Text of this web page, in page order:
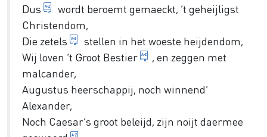
Dus Zo
wordt beroemt gemaeckt, ’t geheijligst
Christendom,
Die zetels nederzettingen
stellen in het woeste heijdendom,
Wij loven ’t Groot Bestier God de almachtige
, en zeggen met
malcander,
Augustus heerschappij, noch winnend’
Alexander,
Noch Caesar’s groot beleijd, zijn noijt daermee